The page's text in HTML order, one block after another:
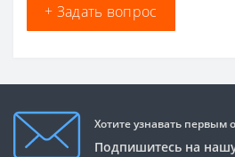
+ Задать вопрос
Хотите узнавать первым
Подпишитесь на